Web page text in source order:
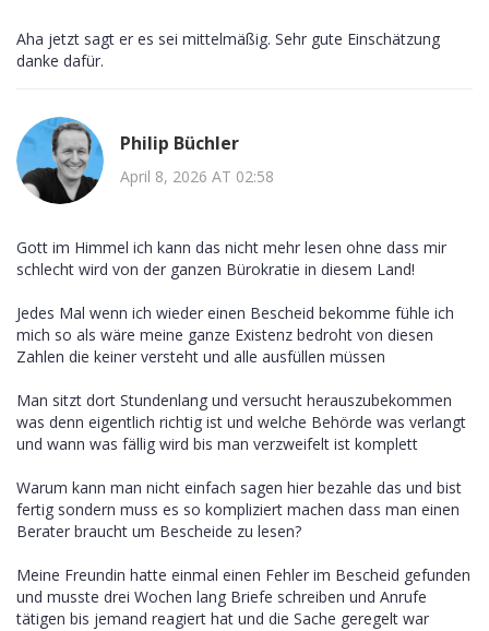
Aha jetzt sagt er es sei mittelmäßig. Sehr gute Einschätzung
danke dafür.
Philip Büchler
April 8, 2026 AT 02:58
Gott im Himmel ich kann das nicht mehr lesen ohne dass mir
schlecht wird von der ganzen Bürokratie in diesem Land!
Jedes Mal wenn ich wieder einen Bescheid bekomme fühle ich
mich so als wäre meine ganze Existenz bedroht von diesen
Zahlen die keiner versteht und alle ausfüllen müssen
Man sitzt dort Stundenlang und versucht herauszubekommen
was denn eigentlich richtig ist und welche Behörde was verlangt
und wann was fällig wird bis man verzweifelt ist komplett
Warum kann man nicht einfach sagen hier bezahle das und bist
fertig sondern muss es so kompliziert machen dass man einen
Berater braucht um Bescheide zu lesen?
Meine Freundin hatte einmal einen Fehler im Bescheid gefunden
und musste drei Wochen lang Briefe schreiben und Anrufe
tätigen bis jemand reagiert hat und die Sache geregelt war